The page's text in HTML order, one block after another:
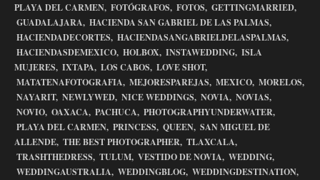
PLAYA DEL CARMEN, FOTÓGRAFOS, FOTOS, GETTINGMARRIED,
GUADALAJARA, HACIENDA SAN GABRIEL DE LAS PALMAS,
HACIENDADECORTES, HACIENDASANGABRIELDELASPALMAS,
HACIENDASDEMEXICO, HOLBOX, INSTAWEDDING, ISLA
MUJERES, IXTAPA, LOS CABOS, LOVE SHOT,
MATATENAFOTOGRAFIA, MEJORESPAREJAS, MEXICO, MORELOS,
NAYARIT, NEWLYWED, NICE WEDDINGS, NOVIA, NOVIAS,
NOVIO, OAXACA, PACHUCA, PHOTOGRAPHYUNDERWATER,
PLAYA DEL CARMEN, PRINCESS, QUEEN, SAN MIGUEL DE
ALLENDE, THE BEST PHOTOGRAPHER, TLAXCALA,
TRASHTHEDRESS, TULUM, VESTIDO DE NOVIA, WEDDING,
WEDDINGAUSTRALIA, WEDDINGBLOG, WEDDINGDESTINATION,